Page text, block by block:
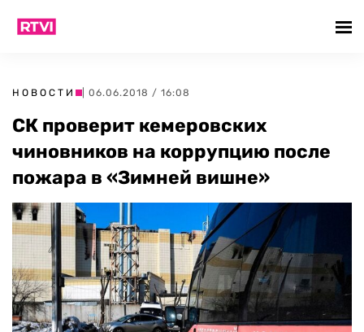
НОВОСТИ | 06.06.2018 / 16:08
СК проверит кемеровских
чиновников на коррупцию после
пожара в «Зимней вишне»